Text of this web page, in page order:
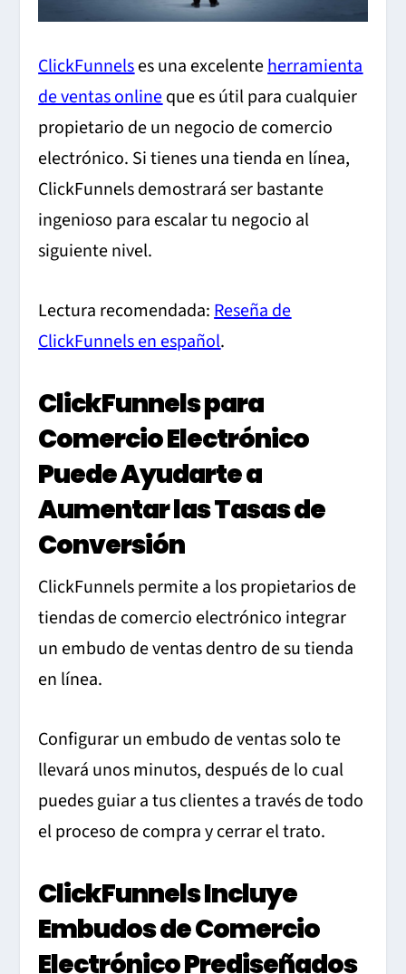
ClickFunnelses una excelenteherramienta
de ventas onlineque es útil para cualquier
propietario de un negocio de comercio
electrónico. Si tienes una tienda en línea,
ClickFunnels demostrará ser bastante
ingenioso para escalar tu negocio al
siguiente nivel.
Lectura recomendada:Reseña de
ClickFunnels en español.
ClickFunnels para
Comercio Electrónico
Puede Ayudarte a
Aumentar las Tasas de
Conversión
ClickFunnels permite a los propietarios de
tiendas de comercio electrónico integrar
un embudo de ventas dentro de su tienda
en línea.
Configurar un embudo de ventas solo te
llevará unos minutos, después de lo cual
puedes guiar a tus clientes a través de todo
el proceso de compra y cerrar el trato.
ClickFunnels Incluye
Embudos de Comercio
Electrónico Prediseñados